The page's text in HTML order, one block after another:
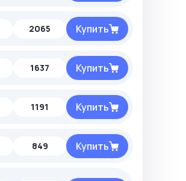
2065 Купить
1637 Купить
1191 Купить
849 Купить